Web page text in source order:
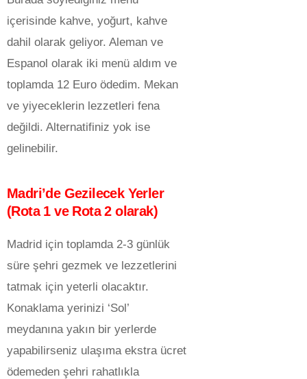
içerisinde kahve, yoğurt, kahve
dahil olarak geliyor. Aleman ve
Espanol olarak iki menü aldım ve
toplamda 12 Euro ödedim. Mekan
ve yiyeceklerin lezzetleri fena
değildi. Alternatifiniz yok ise
gelinebilir.
Madri’de Gezilecek Yerler
(Rota 1 ve Rota 2 olarak)
Madrid için toplamda 2-3 günlük
süre şehri gezmek ve lezzetlerini
tatmak için yeterli olacaktır.
Konaklama yerinizi ‘Sol’
meydanına yakın bir yerlerde
yapabilirseniz ulaşıma ekstra ücret
ödemeden şehri rahatlıkla